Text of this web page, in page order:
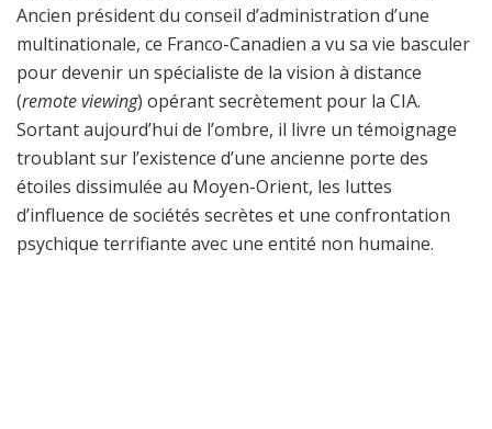
Ancien président du conseil d’administration d’une
multinationale, ce Franco-Canadien a vu sa vie basculer
pour devenir un spécialiste de la vision à distance
(remote viewing) opérant secrètement pour la CIA.
Sortant aujourd’hui de l’ombre, il livre un témoignage
troublant sur l’existence d’une ancienne porte des
étoiles dissimulée au Moyen-Orient, les luttes
d’influence de sociétés secrètes et une confrontation
psychique terrifiante avec une entité non humaine.